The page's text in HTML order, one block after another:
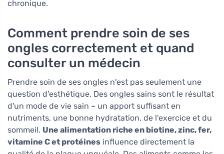
chronique.
Comment prendre soin de ses
ongles correctement et quand
consulter un médecin
Prendre soin de ses ongles n'est pas seulement une
question d'esthétique. Des ongles sains sont le résultat
d'un mode de vie sain – un apport suffisant en
nutriments, une bonne hydratation, de l'exercice et du
sommeil. Une alimentation riche en biotine, zinc, fer,
vitamine C et protéines influence directement la